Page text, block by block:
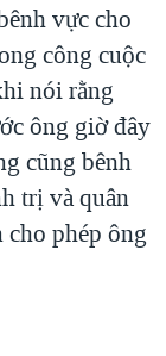
vực cho
công cuộc
nói rằng
ông giờ đây
cũng bênh
trị và quân
phép ông